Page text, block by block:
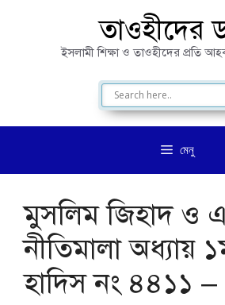
তাওহীদের
ইসলামী শিক্ষা ও তাওহীদের প্রতি
মেনু
মুসলিম জিহাদ ও
নীতিমালা অধ্যায়
হাদিস নং ৪৪১১